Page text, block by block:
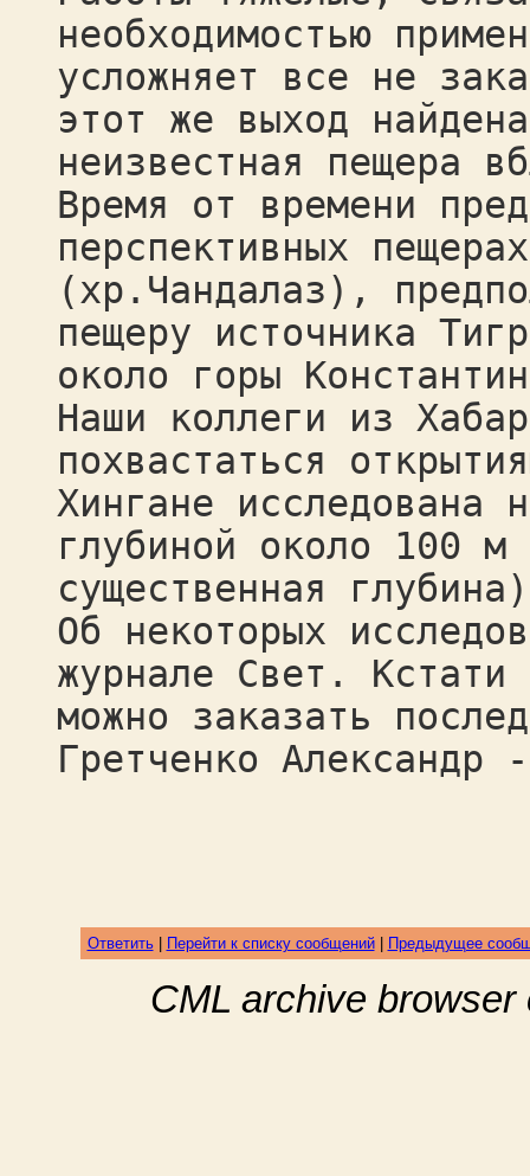
необходимостью
усложняет все не
этот же выход
неизвестная пещера
Время от времени
перспективных
(хр.Чандалаз),
пещеру источника
около горы
Наши коллеги из
похвастаться
Хингане исследована
глубиной около 100
существенная
Об некоторых
журнале Свет.
можно заказать
Гретченко Александр
Ответить| Перейти к списку сообщений| Предыдущее
CML archive